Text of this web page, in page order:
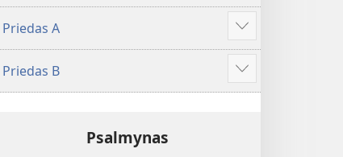
Priedas A
Rodyti
daugiau
Priedas B
Rodyti
daugiau
Psalmynas